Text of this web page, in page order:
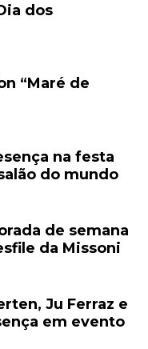
dos
“Maré de
na festa
do mundo
de semana
da Missoni
Ju Ferraz e
em evento